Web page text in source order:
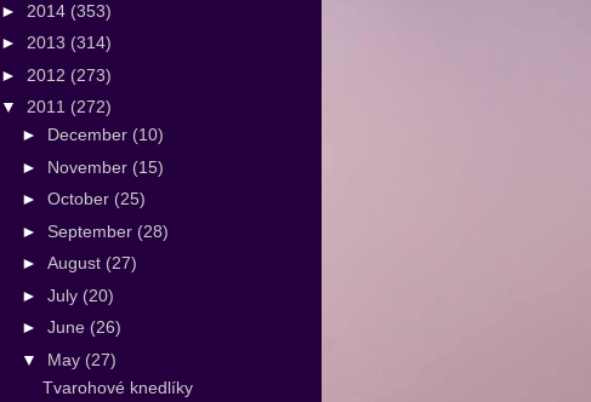
► 2014 (353)
► 2013 (314)
► 2012 (273)
▼ 2011 (272)
► December (10)
► November (15)
► October (25)
► September (28)
► August (27)
► July (20)
► June (26)
▼ May (27)
Tvarohové knedlíky